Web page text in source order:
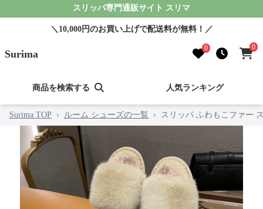
スリッパ専門通販サイト スリマ
＼10,000円のお買い上げで配送料が無料！／
Surima 0 0
商品を検索する 人気ランキング
Surima TOP › ルーム シューズの一覧 › スリッパ ふわもこファー